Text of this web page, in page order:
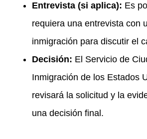
Entrevista (si aplica): Es
requiera una entrevista con
inmigración para discutir el
Decisión: El Servicio de
Inmigración de los Estados
revisará la solicitud y la
una decisión final.